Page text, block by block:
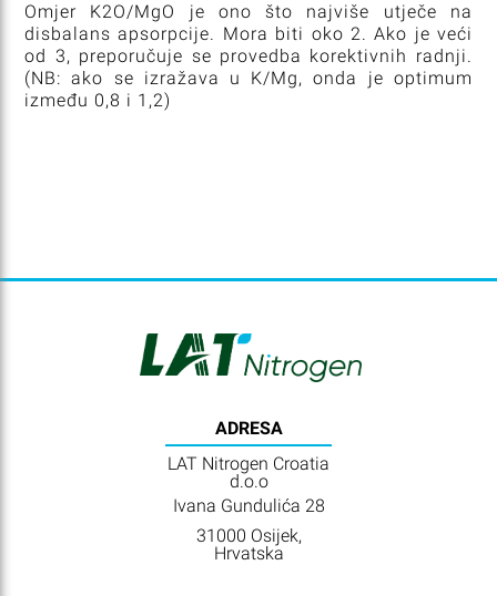
Omjer K2O/MgO je ono što najviše utječe na
disbalans apsorpcije. Mora biti oko 2. Ako je veći
od 3, preporučuje se provedba korektivnih radnji.
(NB: ako se izražava u K/Mg, onda je optimum
između 0,8 i 1,2)
ADRESA
LAT Nitrogen Croatia
d.o.o
Ivana Gundulića 28
31000 Osijek,
Hrvatska